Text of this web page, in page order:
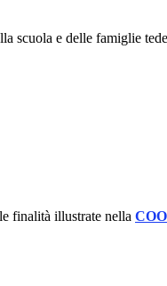
scuola e delle famiglie
finalità illustrate nella